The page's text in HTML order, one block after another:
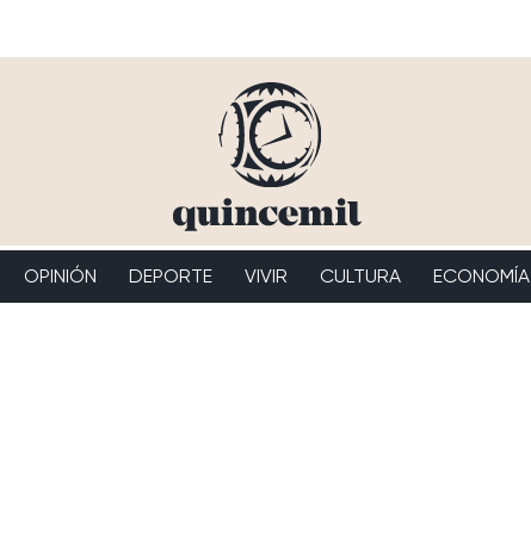
OPINIÓN DEPORTE VIVIR CULTURA ECONOMÍA